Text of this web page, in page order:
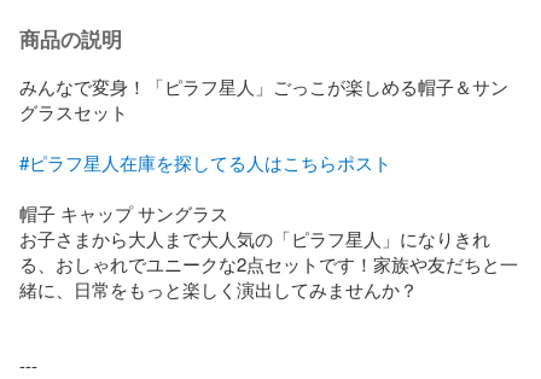
商品の説明
みんなで変身！「ピラフ星人」ごっこが楽しめる帽子＆サン
グラスセット
#ピラフ星人在庫を探してる人はこちらポスト
帽子 キャップ サングラス
お子さまから大人まで大人気の「ピラフ星人」になりきれ
る、おしゃれでユニークな2点セットです！家族や友だちと一
緒に、日常をもっと楽しく演出してみませんか？
---